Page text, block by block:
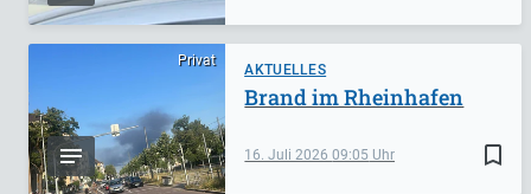
Privat
AKTUELLES
bookmark_border
16. Juli 202609:05
Brand im Rheinhafen